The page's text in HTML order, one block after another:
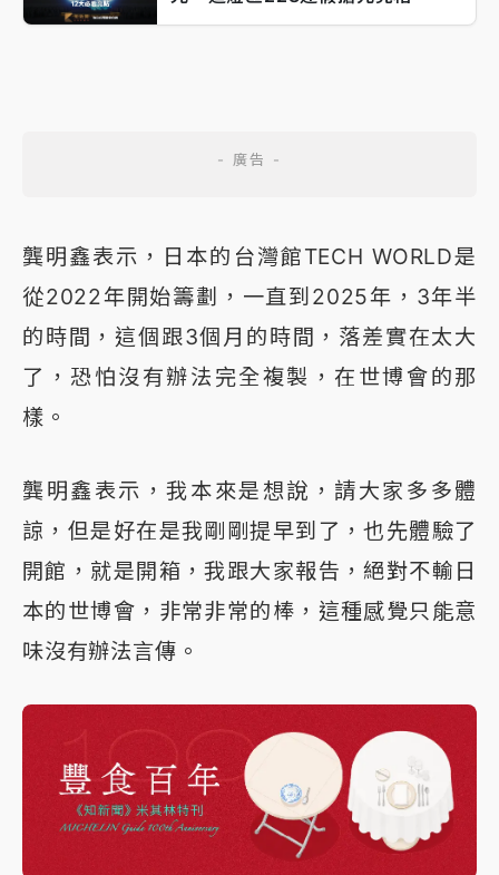
龔明鑫表示，日本的台灣館TECH WORLD是
從2022年開始籌劃，一直到2025年，3年半
的時間，這個跟3個月的時間，落差實在太大
了，恐怕沒有辦法完全複製，在世博會的那
樣。
龔明鑫表示，我本來是想說，請大家多多體
諒，但是好在是我剛剛提早到了，也先體驗了
開館，就是開箱，我跟大家報告，絕對不輸日
本的世博會，非常非常的棒，這種感覺只能意
味沒有辦法言傳。